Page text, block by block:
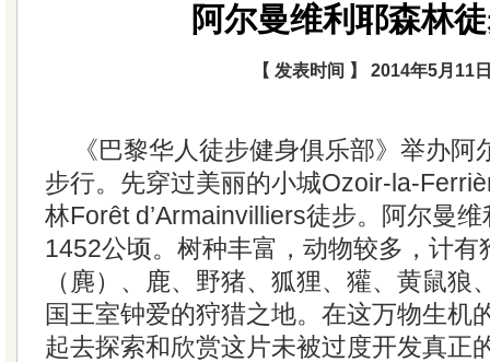
阿尔曼维利耶森林
【 发表时间 】 2014年5月11
《巴黎华人徒步健身俱乐部》举办
步行。先穿过美丽的小城Ozoir-la-
林Forêt d’Armainvilliers徒步。阿尔曼
1452公顷。树种丰富，动物较多，计有
（麂）、鹿、野猪、狐狸、獾、黄鼠狼
国王室钟爱的狩猎之地。在这万物生机
起去探索和欣赏这片未被过度开发真正